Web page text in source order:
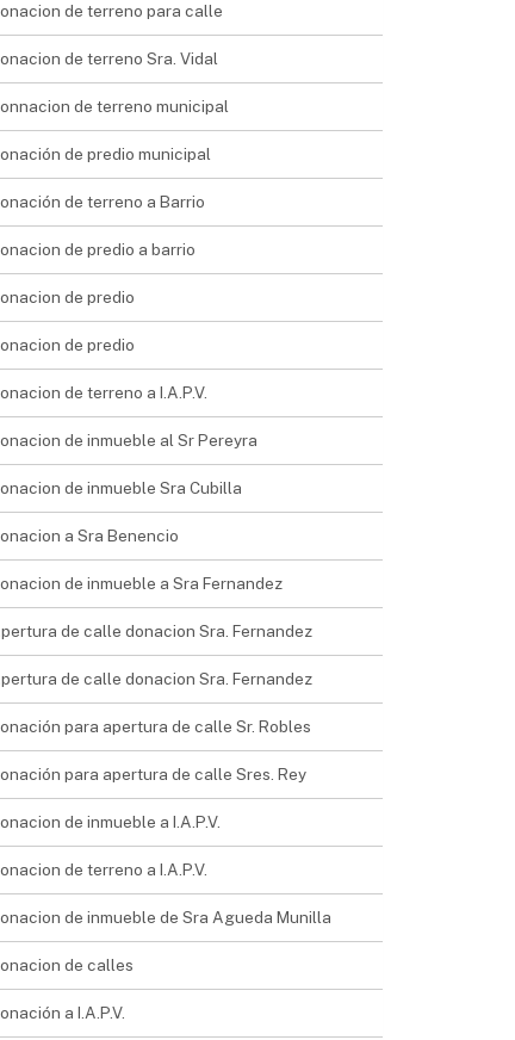
de terreno para calle
de terreno Sra. Vidal
de terreno municipal
de predio municipal
de terreno a Barrio
de predio a barrio
de predio
de predio
de terreno a I.A.P.V.
de inmueble al Sr Pereyra
de inmueble Sra Cubilla
a Sra Benencio
de inmueble a Sra Fernandez
de calle donacion Sra. Fernandez
de calle donacion Sra. Fernandez
para apertura de calle Sr. Robles
para apertura de calle Sres. Rey
de inmueble a I.A.P.V.
de terreno a I.A.P.V.
de inmueble de Sra Agueda Munilla
de calles
a I.A.P.V.